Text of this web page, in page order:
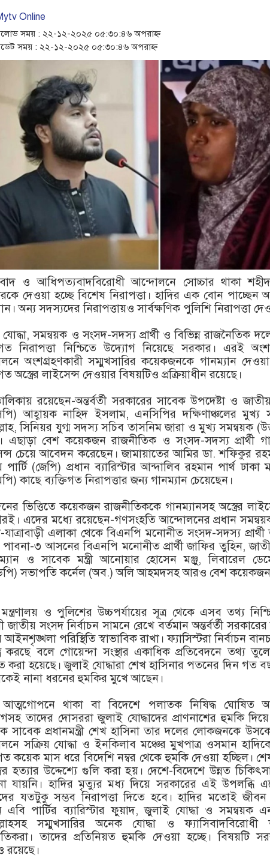
‘স্কুটি নাকি গোল্ড?’
১৫২২ পুলিশ সদস্যকে
সার্ককে আরও গতিশীল
প্রধানমন্ত্রীর সঙ্গে
জামায়াত
Online
সময় : ২২-১২-২০২৫ ০৫:৩০:৪৬ অপরাহ্ন
সময় : ২২-১২-২০২৫ ০৫:৩০:৪৬ অপরাহ্ন
ও আধিপত্যবাদবিরোধী আন্দোলনে সোচ্চার থাকা
দেওয়া হচ্ছে বিশেষ নিরাপত্তা। হাদির এক বোন পাচ্ছেন
অন্য সদস্যদের নিরাপত্তায়ও সার্বক্ষণিক পুলিশি নিরাপত্তা
সমন্বয়ক ও সংসদ-সদস্য প্রার্থী ও বিভিন্ন রাজনৈতিক
নিরাপত্তা নিশ্চিতে উদ্যোগ নিয়েছে সরকার। এরই
অংশগ্রহণকারী সম্মুখসারির কয়েকজনকে গানম্যান
অস্ত্রের লাইসেন্স দেওয়ার বিষয়টিও প্রক্রিয়াধীন রয়েছে।
রয়েছেন-অন্তর্বর্তী সরকারের সাবেক উপদেষ্টা ও
আহ্বায়ক নাহিদ ইসলাম, এনসিপির দক্ষিণাঞ্চলের মুখ্য
সিনিয়র যুগ্ম সদস্য সচিব তাসনিম জারা ও মুখ্য সমন্বয়ক
বেশ কয়েকজন রাজনীতিক ও সংসদ-সদস্য প্রার্থী
চেয়ে আবেদন করেছেন। জামায়াতের আমির ডা. শফিকুর
পার্টি (জেপি) প্রধান ব্যারিস্টার আন্দালিব রহমান পার্থ
কাছে ব্যক্তিগত নিরাপত্তার জন্য গানম্যান চেয়েছেন।
ভিত্তিতে কয়েকজন রাজনীতিককে গানম্যানসহ অস্ত্রের
এদের মধ্যে রয়েছেন-গণসংহতি আন্দোলনের প্রধান
যাত্রাবাড়ী এলাকা থেকে বিএনপি মনোনীত সংসদ-সদস্য
৩ আসনের বিএনপি মনোনীত প্রার্থী জাফির তুহিন,
ও সাবেক মন্ত্রী আনোয়ার হোসেন মঞ্জু, লিবারেল
সভাপতি কর্নেল (অব.) অলি আহমদসহ আরও বেশ
মন্ত্রণালয় ও পুলিশের উচ্চপর্যায়ের সূত্র থেকে এসব তথ্য
জাতীয় সংসদ নির্বাচন সামনে রেখে বর্তমান অন্তর্বর্তী
আইনশৃঙ্খলা পরিস্থিতি স্বাভাবিক রাখা। ফ্যাসিস্টরা নির্বাচন
করছে বলে গোয়েন্দা সংস্থার একাধিক প্রতিবেদনে তথ্য
করা হয়েছে। জুলাই যোদ্ধারা শেখ হাসিনার পতনের দিন গত
নানা ধরনের হুমকির মুখে আছেন।
আত্মগোপনে থাকা বা বিদেশে পলাতক নিষিদ্ধ ঘোষিত
তাদের দোসররা জুলাই যোদ্ধাদের প্রাণনাশের হুমকি
সাবেক প্রধানমন্ত্রী শেখ হাসিনা তার দলের লোকজনকে
সক্রিয় যোদ্ধা ও ইনকিলাব মঞ্চের মুখপাত্র ওসমান
কয়েক মাস ধরে বিদেশি নম্বর থেকে হুমকি দেওয়া হচ্ছিল।
হত্যার উদ্দেশ্যে গুলি করা হয়। দেশে-বিদেশে উন্নত
যায়নি। হাদির মৃত্যুর মধ্য দিয়ে সরকারের এই উপলব্ধি
যতটুকু সম্ভব নিরাপত্তা দিতে হবে। হাদির মতোই
পার্টির ব্যারিস্টার ফুয়াদ, জুলাই যোদ্ধা ও সমন্বয়ক
সম্মুখসারির অনেক যোদ্ধা ও
তাদের প্রতিনিয়ত হুমকি দেওয়া হচ্ছে। বিষয়টি
রয়েছে।